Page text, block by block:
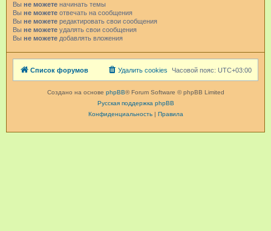
Вы не можете начинать темы
Вы не можете отвечать на сообщения
Вы не можете редактировать свои сообщения
Вы не можете удалять свои сообщения
Вы не можете добавлять вложения
Список форумов Часовой пояс: UTC+03:00
Удалить cookies
Создано на основе phpBB® Forum Software © phpBB Limited
Русская поддержка phpBB
Конфиденциальность| Правила